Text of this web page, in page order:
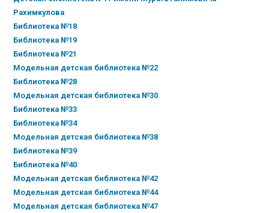
Рахимкулова
Библиотека №18
Библиотека №19
Библиотека №21
Модельная детская библиотека №22
Библиотека №28
Модельная детская библиотека №30
Библиотека №33
Библиотека №34
Модельная детская библиотека №38
Библиотека №39
Библиотека №40
Модельная детская библиотека №42
Модельная детская библиотека №44
Модельная детская библиотека №47